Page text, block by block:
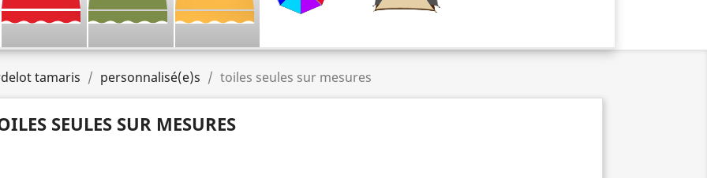
tamaris personnalisé(e)s toiles seules sur mesures
SEULES SUR MESURES